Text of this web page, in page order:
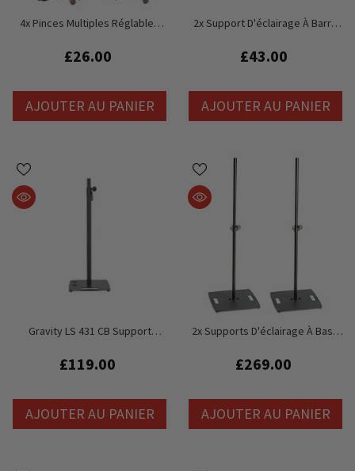
4x Pinces Multiples Réglables
£26.00
AJOUTER AU PANIER
2x Support D'éclairage À Barre
£43.00
AJOUTER AU PANIER
Gravity LS 431 CB Support
D'enceinte Base Carrée
Compacte En Acier
£119.00
AJOUTER AU PANIER
2x Supports D'éclairage À Base
£269.00
AJOUTER AU PANIER